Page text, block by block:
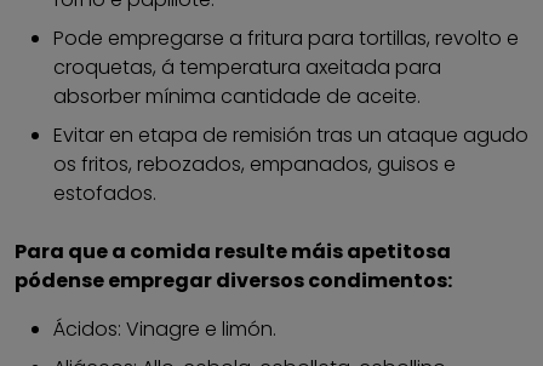
Pode empregarse a fritura para tortillas, revolto e
croquetas, á temperatura axeitada para
absorber mínima cantidade de aceite.
Evitar en etapa de remisión tras un ataque agudo
os fritos, rebozados, empanados, guisos e
estofados.
Para que a comida resulte máis apetitosa
pódense empregar diversos condimentos:
Ácidos: Vinagre e limón.